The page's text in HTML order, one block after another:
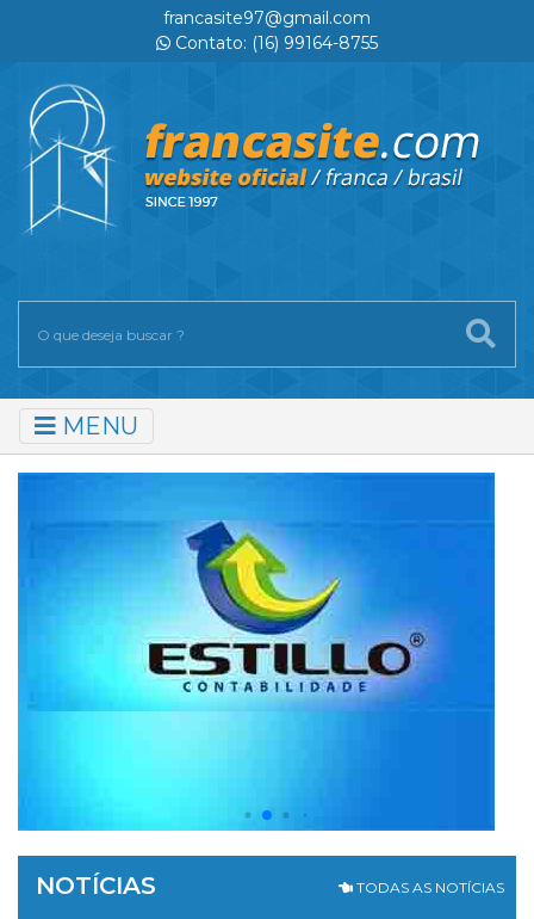
francasite97@gmail.com
Contato: (16) 99164-8755
MENU
NOTÍCIAS TODAS AS NOTÍCIAS